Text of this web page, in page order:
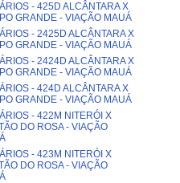
- 425D ALCÂNTARA X
GRANDE - VIAÇÃO MAUÁ
- 2425D ALCÂNTARA X
GRANDE - VIAÇÃO MAUÁ
- 2424D ALCÂNTARA X
GRANDE - VIAÇÃO MAUÁ
- 424D ALCÂNTARA X
GRANDE - VIAÇÃO MAUÁ
- 422M NITERÓI X
DO ROSA - VIAÇÃO
- 423M NITERÓI X
DO ROSA - VIAÇÃO